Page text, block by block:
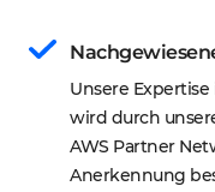
Unsere
wird durch
AWS Partner
Anerkennung